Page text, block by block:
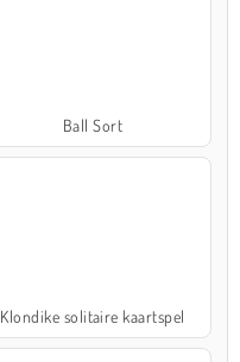
Ball Sort
Klondike solitaire kaartspel